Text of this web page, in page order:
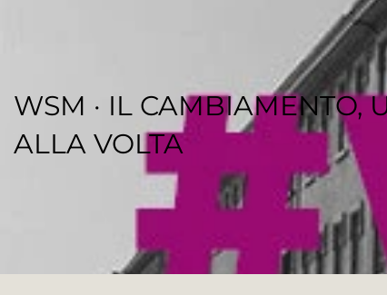
WSM · IL CAMBIAMENTO,
ALLA VOLTA
REGENESI STAFF